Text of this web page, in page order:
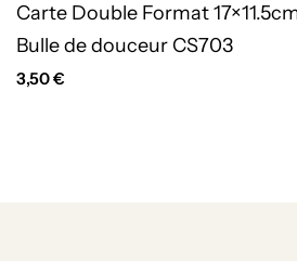
Carte Double Format
Bulle de douceur CS703
3,50€